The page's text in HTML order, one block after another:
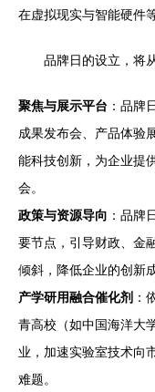
在虚拟现实与智能硬件
品牌日的设立，将
聚焦与展示平台 ：品牌
成果发布会、产品体验
能科技创新，为企业提
会。
政策与资源导向 ：品牌
要节点，引导财政、金
倾斜，降低企业的创新
产学研用融合催化剂 ：
青高校（如中国海洋大
业，加速实验室技术向
难题。